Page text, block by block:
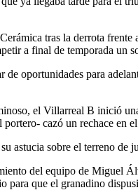
tras la derrota
a final de temporada un
oportunidades para
el Villarreal B inició
cazó un rechace en
astucia sobre el terreno
del equipo de Miguel
para que el granadino